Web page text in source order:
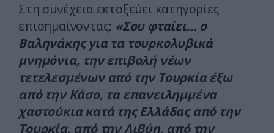
Στη συνέχεια εκτοξεύει κατηγορίες
επισημαίνοντας: «Σου φταίει… ο
Βαληνάκης για τα τουρκολυβικά
μνημόνια, την επιβολή νέων
τετελεσμένων από την Τουρκία έξω
από την Κάσο, τα επανειλημμένα
χαστούκια κατά της Ελλάδας από την
Τουρκία, από την Λιβύη, από την